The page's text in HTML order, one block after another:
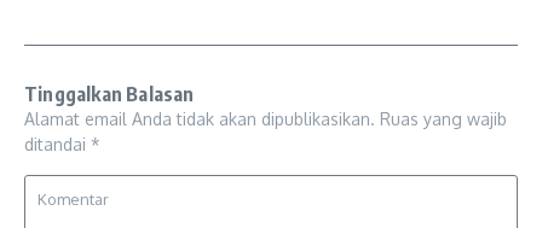
Tinggalkan Balasan
Alamat email Anda tidak akan dipublikasikan. Ruas yang wajib
ditandai *